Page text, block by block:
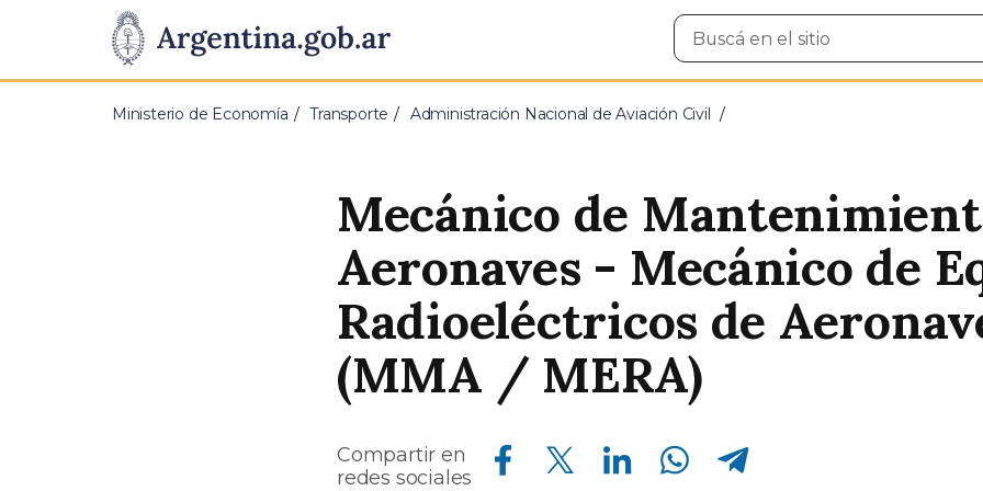
Presidencia
de
Pasar al contenido principal
Buscar
en
Ministerio de Economía Transporte Administración Nacional de Aviación Civil
Mecánico de
Aeronaves - Mecánico de
Radioeléctricos de
(MMA / MERA)
Compartir en
redes sociales
Compartir en Facebook Compartir en Twitter Compartir en Linkedin Compartir en Whatsapp Compartir en Telegram